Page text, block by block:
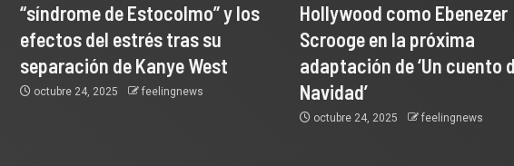
“síndrome de Estocolmo” y los
efectos del estrés tras su
separación de Kanye West
octubre 24, 2025 feelingnews
Hollywood como Ebenezer
Scrooge en la próxima
adaptación de ‘Un cuento
Navidad’
octubre 24, 2025 feelingnews